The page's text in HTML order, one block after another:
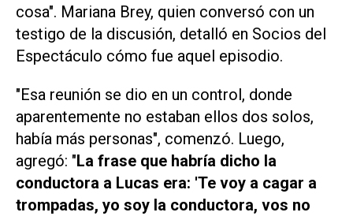
cosa". Mariana Brey, quien conversó con un
testigo de la discusión, detalló en Socios del
Espectáculo cómo fue aquel episodio.
"Esa reunión se dio en un control, donde
aparentemente no estaban ellos dos solos,
había más personas", comenzó. Luego,
agregó: "La frase que habría dicho la
conductora a Lucas era: 'Te voy a cagar a
trompadas, yo soy la conductora, vos no